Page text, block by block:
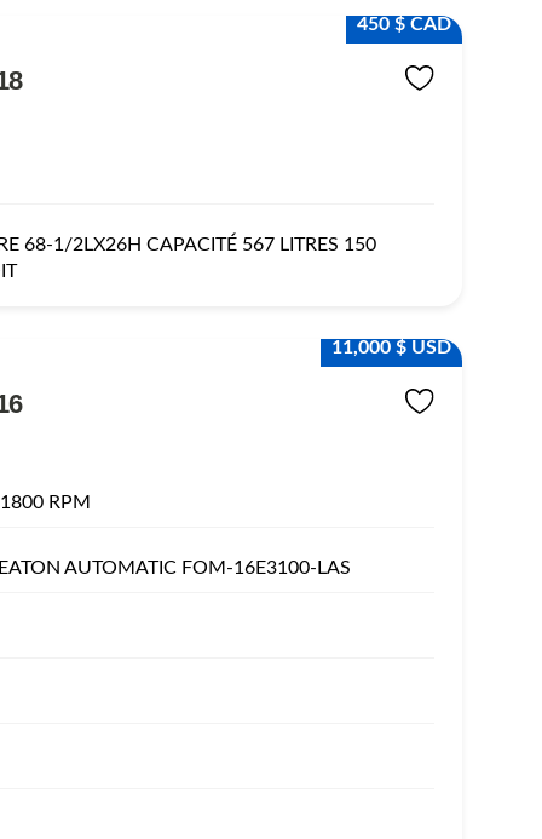
450 $ CAD
68-1/2LX26H CAPACITÉ 567 LITRES 150
11,000 $ USD
RPM
AUTOMATIC FOM-16E3100-LAS